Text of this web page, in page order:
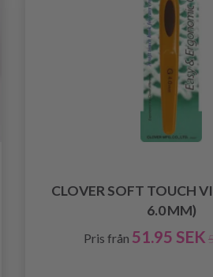
CLOVER SOFT TOUCH
6.0 MM)
Pris från 51.95 SEK